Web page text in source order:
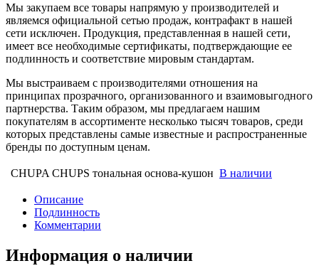
Мы закупаем все товары напрямую у производителей и
являемся официальной сетью продаж, контрафакт в нашей
сети исключен. Продукция, представленная в нашей сети,
имеет все необходимые сертификаты, подтверждающие ее
подлинность и соответствие мировым стандартам.
Мы выстраиваем с производителями отношения на
принципах прозрачного, организованного и взаимовыгодного
партнерства. Таким образом, мы предлагаем нашим
покупателям в ассортименте несколько тысяч товаров, среди
которых представлены самые известные и распространенные
бренды по доступным ценам.
CHUPA CHUPS тональная основа-кушон В наличии
Описание
Подлинность
Комментарии
Информация о наличии